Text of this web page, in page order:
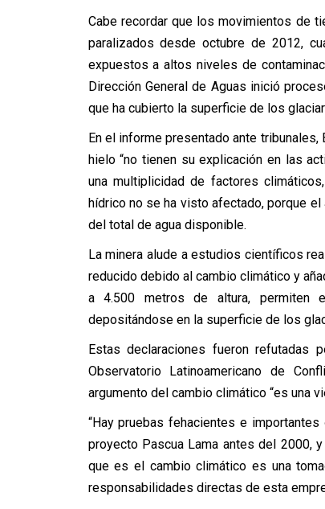
Cabe recordar que los movimientos de
paralizados desde octubre de 2012,
expuestos a altos niveles de
Dirección General de Aguas inició
que ha cubierto la superficie de los
En el informe presentado ante
hielo “no tienen su explicación en las
una multiplicidad de factores
hídrico no se ha visto afectado, porque
del total de agua disponible.
La minera alude a estudios científicos
reducido debido al cambio climático y
a 4.500 metros de altura, permiten
depositándose en la superficie de los
Estas declaraciones fueron refutadas
Observatorio Latinoamericano de
argumento del cambio climático “es una
“Hay pruebas fehacientes e
proyecto Pascua Lama antes del 2000,
que es el cambio climático es una
responsabilidades directas de esta